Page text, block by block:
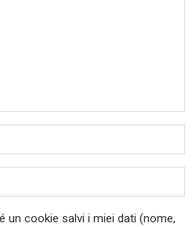
un cookie salvi i miei dati (nome,